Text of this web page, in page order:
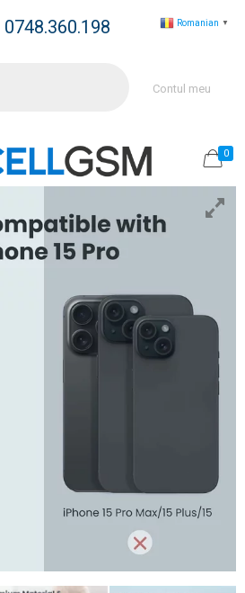
0748.360.198
Contul meu
0
Romanian ▼